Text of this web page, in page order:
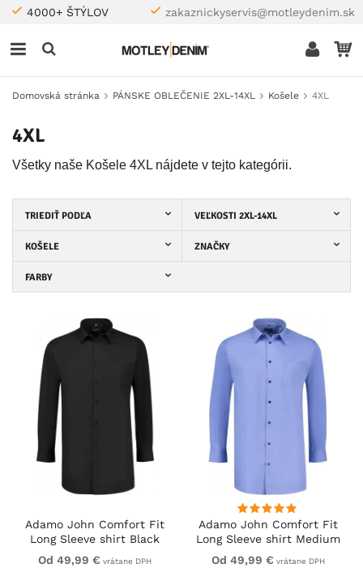
4000+ ŠTÝLOV zakaznickyservis@motleydenim.sk
Domovská stránka PÁNSKE OBLEČENIE 2XL-14XL Košele 4XL
4XL
Všetky naše Košele 4XL nájdete v tejto kategórii.
TRIEDIŤ PODĽA VEĽKOSTI 2XL-14XL
KOŠELE ZNAČKY
FARBY
Adamo John Comfort Fit
Long Sleeve shirt Black
Od 49,99 € vrátane DPH
Adamo John Comfort Fit
Long Sleeve shirt Medium
Blue
Od 49,99 € vrátane DPH